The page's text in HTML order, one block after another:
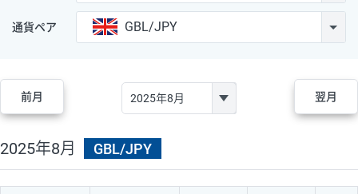
通貨ペア GBL/JPY
前月 翌月
2025年8月 GBL/JPY